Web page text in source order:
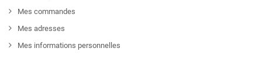
Mes commandes
Mes adresses
Mes informations personnelles